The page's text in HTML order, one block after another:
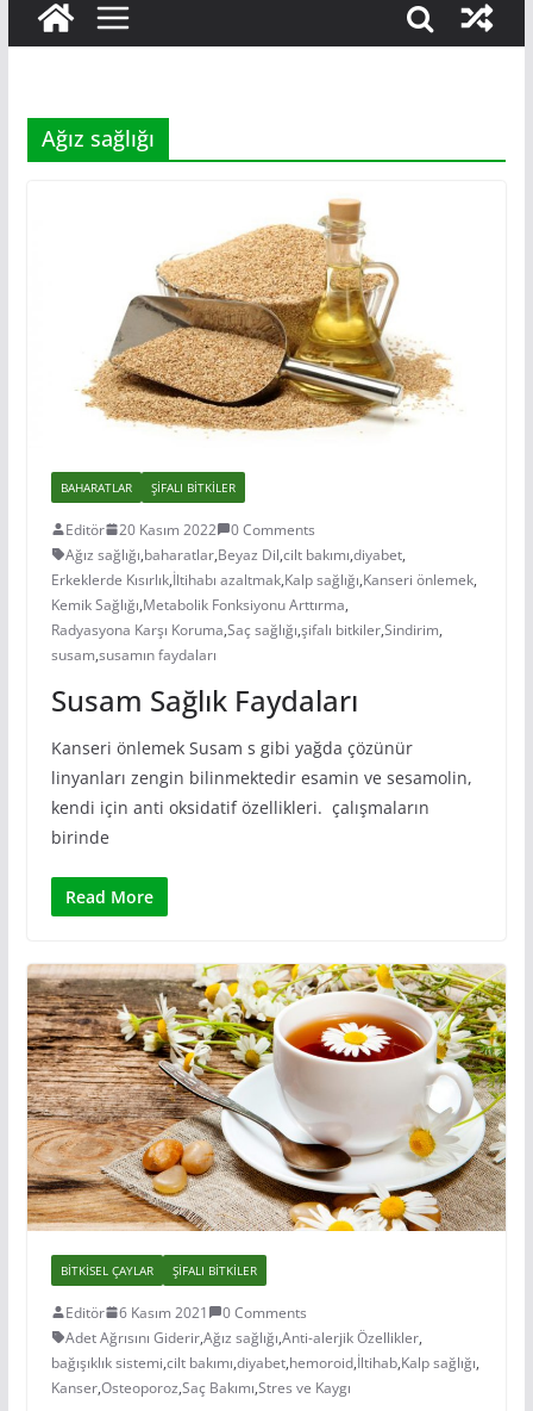
Ağız sağlığı
BAHARATLAR ŞIFALI BITKILER
Editör 20 Kasım 2022
0 Comments
Ağız sağlığı,baharatlar,Beyaz Dil,cilt bakımı,diyabet,
Erkeklerde Kısırlık,İltihabı azaltmak,Kalp sağlığı,Kanseri önlemek,
Kemik Sağlığı,Metabolik Fonksiyonu Arttırma,
Radyasyona Karşı Koruma,Saç sağlığı,şifalı bitkiler,Sindirim,
susam,susamın faydaları
Susam Sağlık Faydaları
Kanseri önlemek Susam s gibi yağda çözünür
linyanları zengin bilinmektedir esamin ve sesamolin,
kendi için anti oksidatif özellikleri. çalışmaların
birinde
Read More
BITKISEL ÇAYLAR ŞIFALI BITKILER
Editör 6 Kasım 2021
0 Comments
Adet Ağrısını Giderir,Ağız sağlığı,Anti-alerjik Özellikler,
bağışıklık sistemi,cilt bakımı,diyabet,hemoroid,İltihab,Kalp sağlığı,
Kanser,Osteoporoz,Saç Bakımı,Stres ve Kaygı